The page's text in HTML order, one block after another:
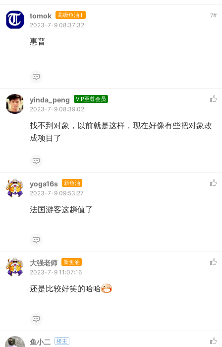
tomok 高级鱼油III 7#
2023-7-9 08:37:32
惠普
yinda_peng VIP至尊会员
2023-7-9 08:39:02
找不到对象，以前就是这样，现在好像有些把对象改
成项目了
yoga16s 新鱼油
2023-7-9 09:53:27
法国游客这趟值了
大强老师 新鱼油
2023-7-9 11:07:16
还是比较好笑的哈哈
鱼小二 楼主